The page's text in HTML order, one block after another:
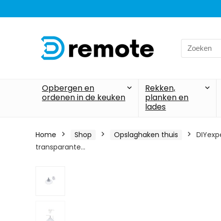
Search
for:
Opbergen en
ordenen in de keuken
Rekken,
planken en
lades
Home Shop Opslaghaken thuis
transparante…